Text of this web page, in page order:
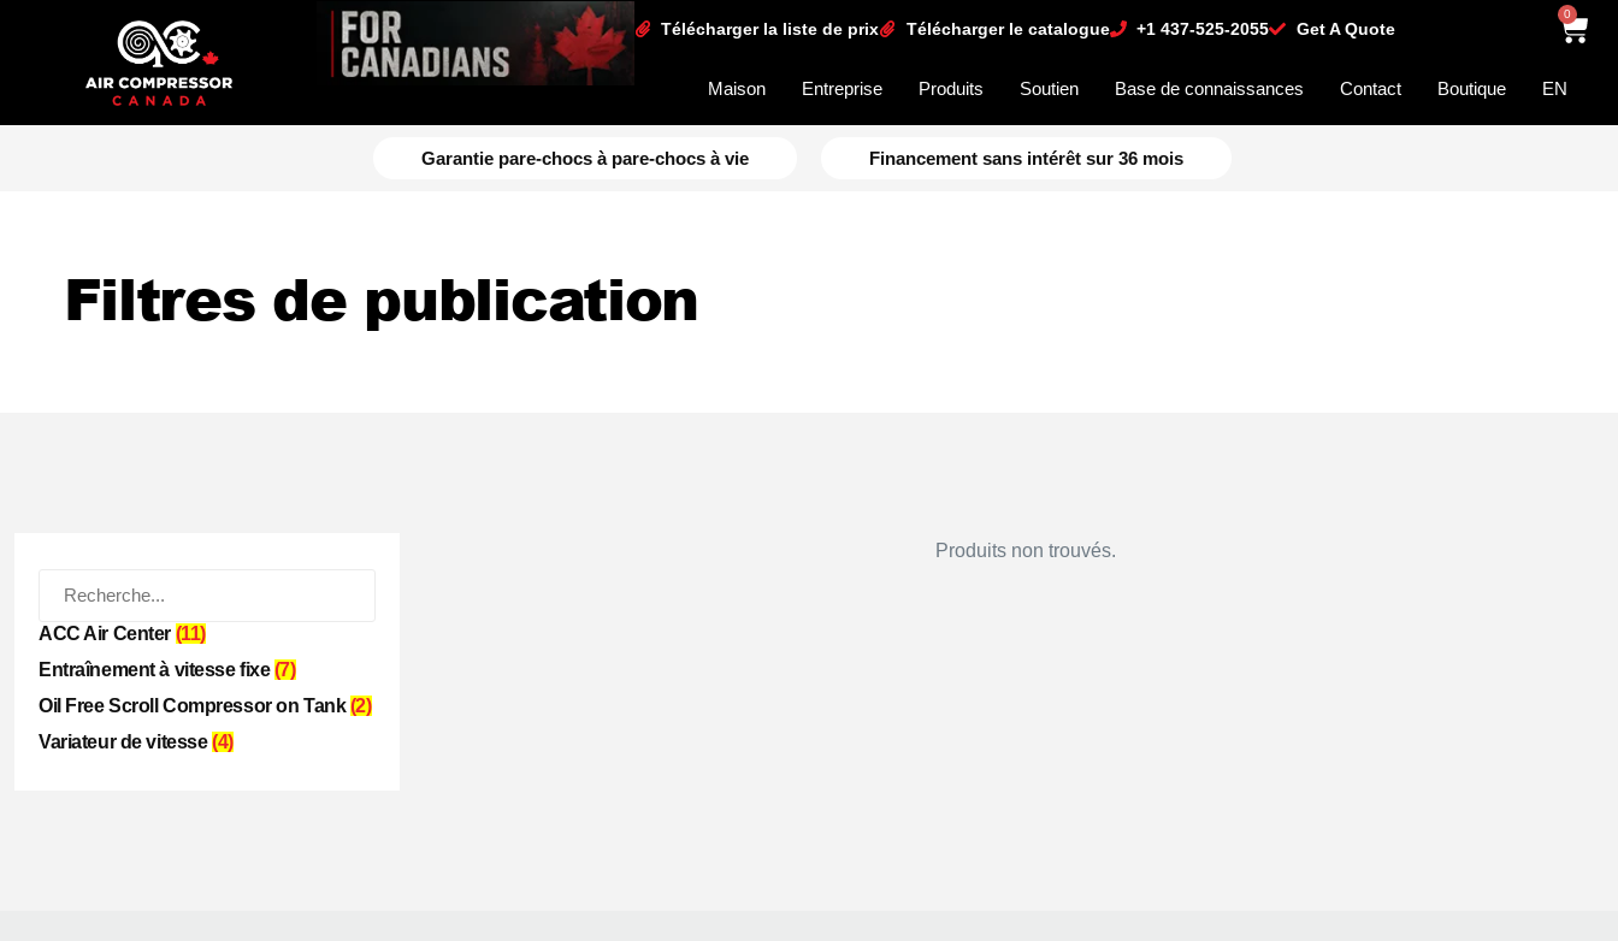
Télécharger la liste de prix Télécharger le catalogue +1 437-525-2055 Get A Quote
0
Maison Entreprise Produits Soutien Base de connaissances Contact Boutique EN
Garantie pare-chocs à pare-chocs à vie Financement sans intérêt sur 36 mois
Filtres de publication
ACC Air Center (11)
Entraînement à vitesse fixe(7)
Oil Free Scroll Compressor on Tank(2)
Variateur de vitesse(4)
Produits non trouvés.